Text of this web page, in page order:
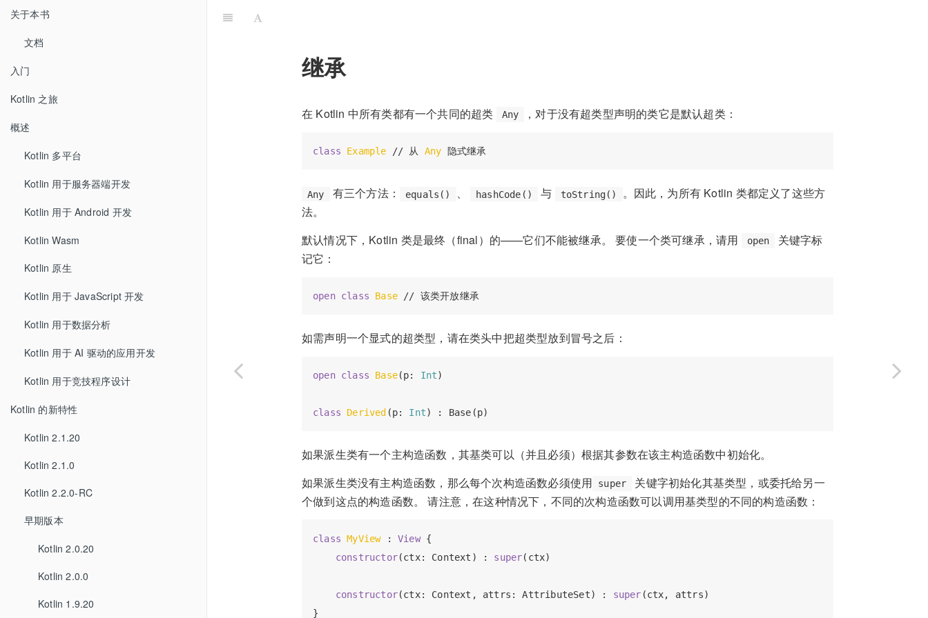
关于本书
文档
入门
Kotlin 之旅
概述
Kotlin 多平台
Kotlin 用于服务器端开发
Kotlin 用于 Android 开发
Kotlin Wasm
Kotlin 原生
Kotlin 用于 JavaScript 开发
Kotlin 用于数据分析
Kotlin 用于 AI 驱动的应用开发
Kotlin 用于竞技程序设计
Kotlin 的新特性
Kotlin 2.1.20
Kotlin 2.1.0
Kotlin 2.2.0-RC
早期版本
Kotlin 2.0.20
Kotlin 2.0.0
Kotlin 1.9.20
继承
在 Kotlin 中所有类都有一个共同的超类 Any ，对于没有超类型声明的类它是默认超类：
class Example // 从 Any
Any 有三个方法： equals() 、 hashCode() 与 toString()
。因此，为所有 Kotlin 类都定义了这些方
法。
默认情况下，Kotlin 类是最终（final）的——它们不能被继承。 要使一个类可继承，请用
open
关键字标
记它：
open class Base
如需声明一个显式的超类型，请在类头中把超类型放到冒号之后：
open class Base(p: Int)
class Derived (p: Int
如果派生类有一个主构造函数，其基类可以（并且必须）根据其参数在该主构造函数中初始化。
如果派生类没有主构造函数，那么每个次构造函数必须使用
super
关键字初始化其基类型，或委托给另一
个做到这点的构造函数。 请注意，在这种情况下，不同的次构造函数可以调用基类型的不同的构造函数：
class MyView : View {
constructor(ctx: Context) : super(ctx)
constructor(ctx: Context, attrs: AttributeSet) : super (ctx, attrs)